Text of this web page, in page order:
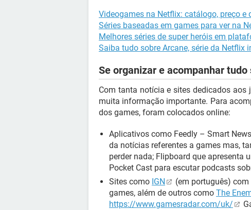
Videogames na Netflix: catálogo, preço e
Séries baseadas em games para ver na
Melhores séries de super heróis em
Saiba tudo sobre Arcane, série da Netflix
Se organizar e acompanhar tudo
Com tanta notícia e sites dedicados aos
muita informação importante. Para
dos games, foram colocados online:
Aplicativos como Feedly – Smart
da notícias referentes a games mas,
perder nada; Flipboard que apresenta
Pocket Cast para escutar podcasts
Sites como IGN
(em português)
games, além de outros como The
https://www.gamesradar.com/uk/